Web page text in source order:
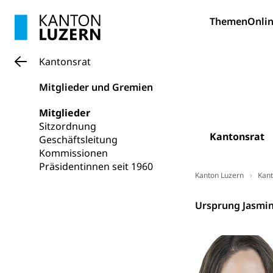
Themen
Kantonsrat
Kantonsrat
Mitglieder und Gremien
Mitglieder
Sitzordnung
Geschäftsleitung
Kommissionen
Präsidentinnen seit 1960
Kanton Luzern
Kantonsrat
Ursprung Jasmin
Kinder und
Kirche,
Sport
Haustiere,
Tierschutz
Todesfall